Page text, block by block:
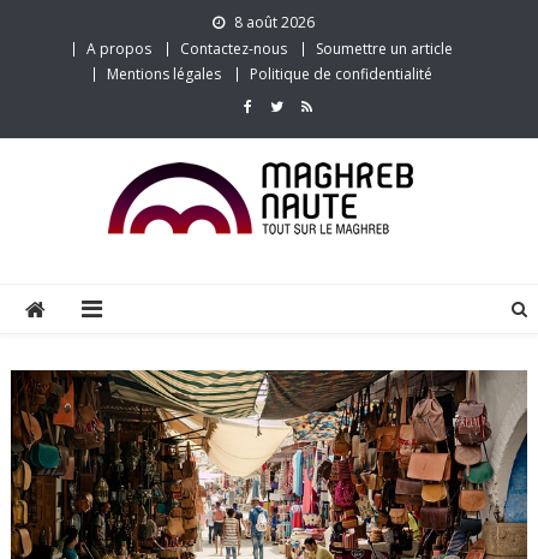
8 août 2026
A propos
Contactez-nous
Soumettre un article
Mentions légales
Politique de confidentialité